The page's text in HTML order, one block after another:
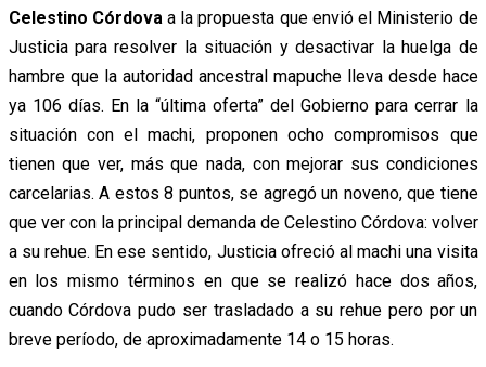
Celestino Córdova a la propuesta que envió el Ministerio de
Justicia para resolver la situación y desactivar la huelga de
hambre que la autoridad ancestral mapuche lleva desde hace
ya 106 días. En la “última oferta” del Gobierno para cerrar la
situación con el machi, proponen ocho compromisos que
tienen que ver, más que nada, con mejorar sus condiciones
carcelarias. A estos 8 puntos, se agregó un noveno, que tiene
que ver con la principal demanda de Celestino Córdova: volver
a su rehue. En ese sentido, Justicia ofreció al machi una visita
en los mismo términos en que se realizó hace dos años,
cuando Córdova pudo ser trasladado a su rehue pero por un
breve período, de aproximadamente 14 o 15 horas.